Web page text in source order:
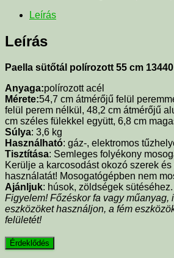
Leírás
Leírás
Paella sütőtál polírozott 55 cm 13440
Anyaga:polírozott acél
Mérete:54,7 cm átmérőjű felül
felül perem nélkül, 48,2 cm átmérőjű
cm széles fülekkel együtt, 6,8 cm
Súlya: 3,6 kg
Használható: gáz-, elektromos
Tisztítása: Semleges folyékony
Kerülje a karcosodást okozó szerek
használatát! Mosogatógépben nem
Ajánljuk: húsok, zöldségek sütéséhez.
Figyelem! Főzéskor fa vagy műanyag,
eszközöket használjon, a fém
felületét!